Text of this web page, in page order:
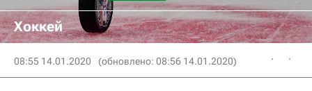
Хоккей
08:55 14.01.2020 (обновлено: 08:56 14.01.2020)